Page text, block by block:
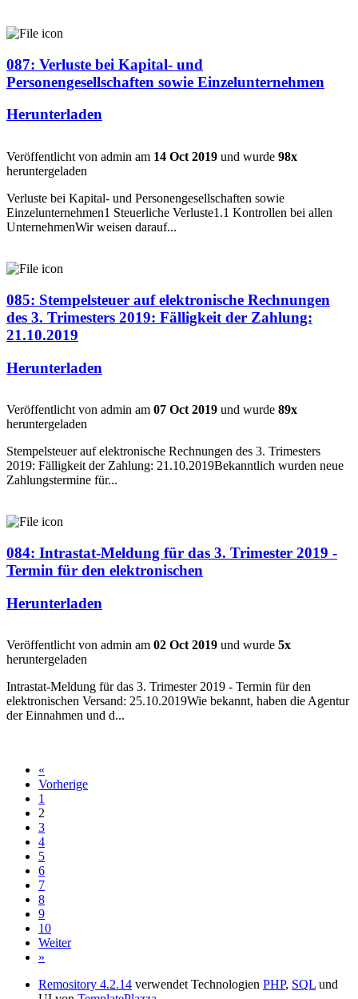
087: Verluste bei Kapital- und
Personengesellschaften sowie Einzelunternehmen
Herunterladen
Veröffentlicht von admin am 14 Oct 2019 und wurde 98x
heruntergeladen
Verluste bei Kapital- und Personengesellschaften sowie
Einzelunternehmen1 Steuerliche Verluste1.1 Kontrollen bei allen
UnternehmenWir weisen darauf...
085: Stempelsteuer auf elektronische Rechnungen
des 3. Trimesters 2019: Fälligkeit der Zahlung:
21.10.2019
Herunterladen
Veröffentlicht von admin am 07 Oct 2019 und wurde 89x
heruntergeladen
Stempelsteuer auf elektronische Rechnungen des 3. Trimesters
2019: Fälligkeit der Zahlung: 21.10.2019Bekanntlich wurden neue
Zahlungstermine für...
084: Intrastat-Meldung für das 3. Trimester 2019 -
Termin für den elektronischen
Herunterladen
Veröffentlicht von admin am 02 Oct 2019 und wurde 5x
heruntergeladen
Intrastat-Meldung für das 3. Trimester 2019 - Termin für den
elektronischen Versand: 25.10.2019Wie bekannt, haben die Agentur
der Einnahmen und d...
«
Vorherige
1
2
3
4
5
6
7
8
9
10
Weiter
»
Remository 4.2.14 verwendet Technologien PHP, SQL und